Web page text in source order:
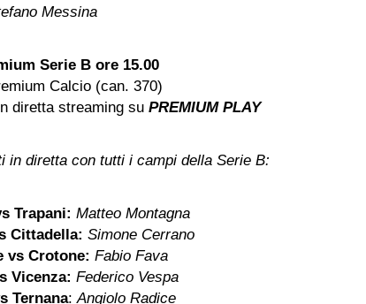
Messina
Serie B ore 15.00
Calcio (can. 370)
diretta streaming su PREMIUM PLAY
in diretta con tutti i campi della Serie B:
Trapani: Matteo Montagna
Cittadella: Simone Cerrano
vs Crotone: Fabio Fava
Vicenza: Federico Vespa
Ternana:Angiolo Radice